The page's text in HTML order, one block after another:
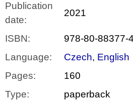
Publication
date:
2021
ISBN:
978-80-88377-
Language: Czech, English
Pages:
160
Type:
paperback